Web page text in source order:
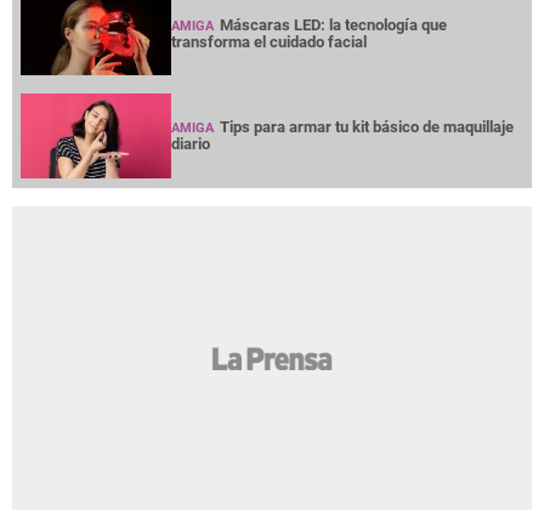
AMIGA Máscaras LED: la tecnología que
transforma el cuidado facial
AMIGA Tips para armar tu kit básico de maquillaje
diario